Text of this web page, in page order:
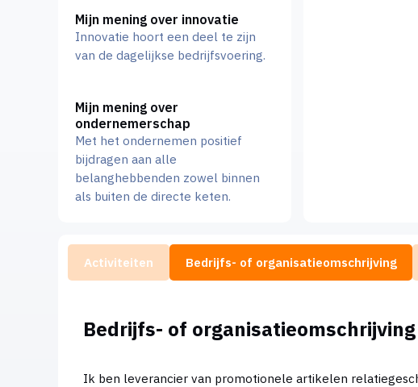
Mijn mening over innovatie
Innovatie hoort een deel te zijn
van de dagelijkse bedrijfsvoering.
Mijn mening over
ondernemerschap
Met het ondernemen positief
bijdragen aan alle
belanghebbenden zowel binnen
als buiten de directe keten.
Activiteiten Bedrijfs- of organisatieomschrijving
Bedrijfs- of organisatieomschrijving
Ik ben leverancier van promotionele artikelen